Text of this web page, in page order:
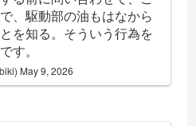
、駆動部の油もはなから
を知る。そういう行為を
す。
May 9, 2026